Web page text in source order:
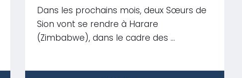
Dans les prochains mois, deux Sœurs de
Sion vont se rendre à Harare
(Zimbabwe), dans le cadre des …